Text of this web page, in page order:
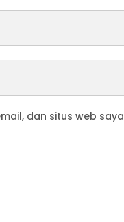
dan situs web